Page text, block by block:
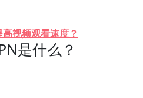
视频观看速度？
是什么？